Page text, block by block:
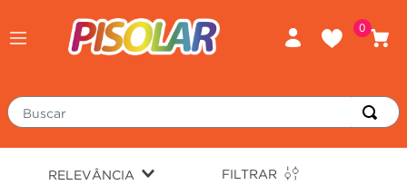
0
Buscar
RELEVÂNCIA FILTRAR